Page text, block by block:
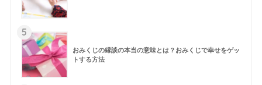
5
おみくじの縁談の本当の意味とは？おみくじで幸せをゲッ
トする方法